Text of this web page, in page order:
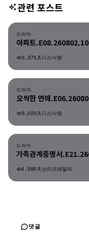
관련 포스트
드라마
드라마
아파트
6,271 디스사랑
드라마
드라마
오싹한 연애
6,029 디스사랑
드라마
드라마
가족관계증명서
4,580 산리오패밀리
댓글